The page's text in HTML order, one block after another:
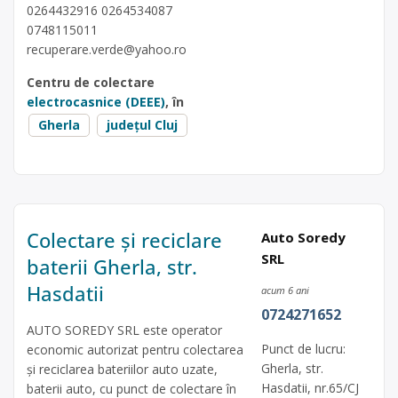
0264432916 0264534087
0748115011
recuperare.verde@yahoo.ro
Centru de colectare
electrocasnice (DEEE), în
Gherla
județul Cluj
Colectare și reciclare
baterii Gherla, str.
Hasdatii
AUTO SOREDY SRL este operator
economic autorizat pentru colectarea
și reciclarea bateriilor auto uzate,
baterii auto, cu punct de colectare în
Auto Soredy
SRL
acum 6 ani
0724271652
Punct de lucru:
Gherla, str.
Hasdatii, nr.65/CJ